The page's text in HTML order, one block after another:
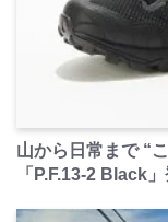
山から日常まで “
「P.F.13-2 Black